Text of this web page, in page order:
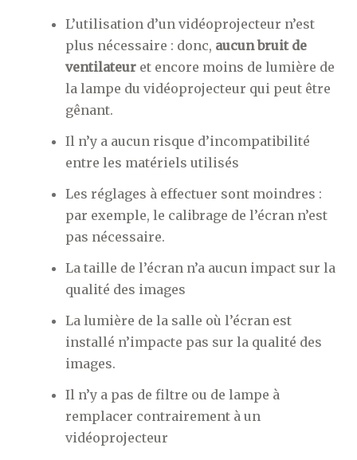
L’utilisation d’un vidéoprojecteur n’est
plus nécessaire : donc, aucun bruit de
ventilateur et encore moins de lumière de
la lampe du vidéoprojecteur qui peut être
gênant.
Il n’y a aucun risque d’incompatibilité
entre les matériels utilisés
Les réglages à effectuer sont moindres :
par exemple, le calibrage de l’écran n’est
pas nécessaire.
La taille de l’écran n’a aucun impact sur la
qualité des images
La lumière de la salle où l’écran est
installé n’impacte pas sur la qualité des
images.
Il n’y a pas de filtre ou de lampe à
remplacer contrairement à un
vidéoprojecteur